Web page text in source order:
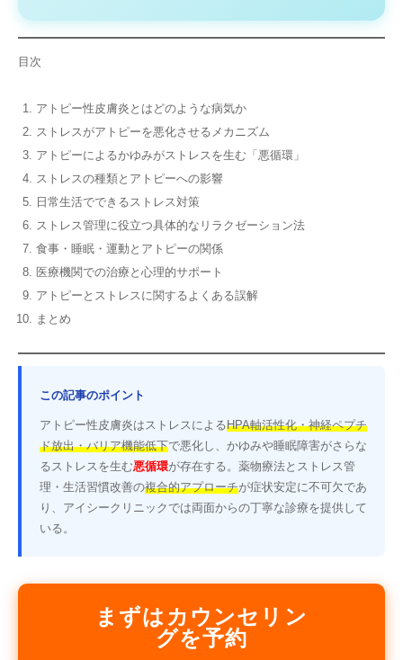
目次
アトピー性皮膚炎とはどのような病気か
ストレスがアトピーを悪化させるメカニズム
アトピーによるかゆみがストレスを生む「悪循環」
ストレスの種類とアトピーへの影響
日常生活でできるストレス対策
ストレス管理に役立つ具体的なリラクゼーション法
食事・睡眠・運動とアトピーの関係
医療機関での治療と心理的サポート
アトピーとストレスに関するよくある誤解
まとめ
この記事のポイント
アトピー性皮膚炎はストレスによるHPA軸活性化・神経ペプチ
ド放出・バリア機能低下で悪化し、かゆみや睡眠障害がさらな
るストレスを生む悪循環が存在する。薬物療法とストレス管
理・生活習慣改善の複合的アプローチが症状安定に不可欠であ
り、アイシークリニックでは両面からの丁寧な診療を提供して
いる。
まずはカウンセリン
グを予約